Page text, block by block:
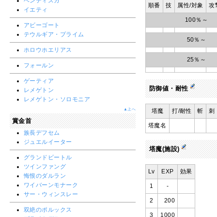
順番 技 属性/対象 攻
100％～
50％～
25％～
防御値・耐性
塔魔 打/耐性 斬 刺
塔魔名
塔魔(施設)
Lv EXP 効果
1 -
2 200
3 1000
イエティ
アビーゴート
テウルギア・プライム
ホロウホエリアス
フォールン
ゲーティア
レメゲトン
レメゲトン・ソロモニア
▲上へ
賞金首
族長デフセム
ジュエルイーター
グランドビートル
ツインファング
悔恨のダルラン
ワイバーンモナーク
サー・ウィンスレー
双絶のポルックス